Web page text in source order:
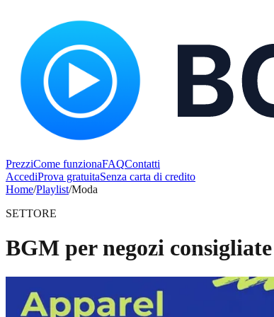
PrezziCome funzionaFAQContatti
AccediProva gratuitaSenza carta di credito
Home/Playlist/Moda
SETTORE
BGM per negozi